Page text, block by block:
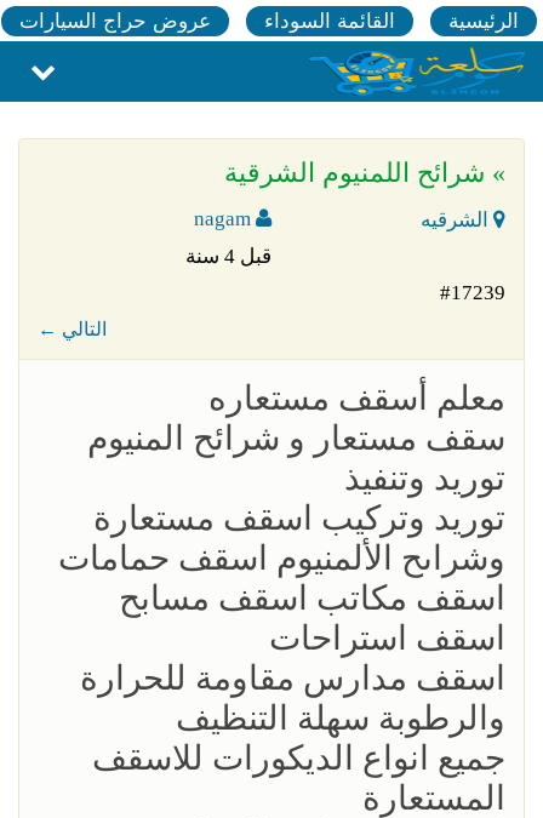
الرئيسية القائمة السوداء عروض حراج السيارات
» شرائح اللمنيوم الشرقية
الشرقيه
قبل 4 سنة
#17239
← التالي
معلم أسقف مستعاره
سقف مستعار و شرائح المنيوم
توريد وتنفيذ
توريد وتركيب اسقف مستعارة
وشراىح الألمنيوم اسقف حمامات
اسقف مكاتب اسقف مسابح
اسقف استراحات
اسقف مدارس مقاومة للحرارة
والرطوبة سهلة التنظيف
جميع انواع الديكورات للاسقف
المستعارة